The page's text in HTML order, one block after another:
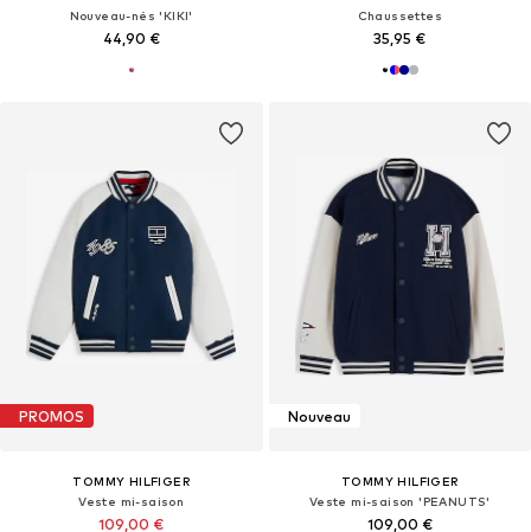
Nouveau-nés 'KIKI'
44,90 €
Chaussettes
35,95 €
PROMOS
TOMMY HILFIGER
Veste mi-saison
109,00 €
Nouveau
TOMMY HILFIGER
Veste mi-saison 'PEANUTS'
109,00 €